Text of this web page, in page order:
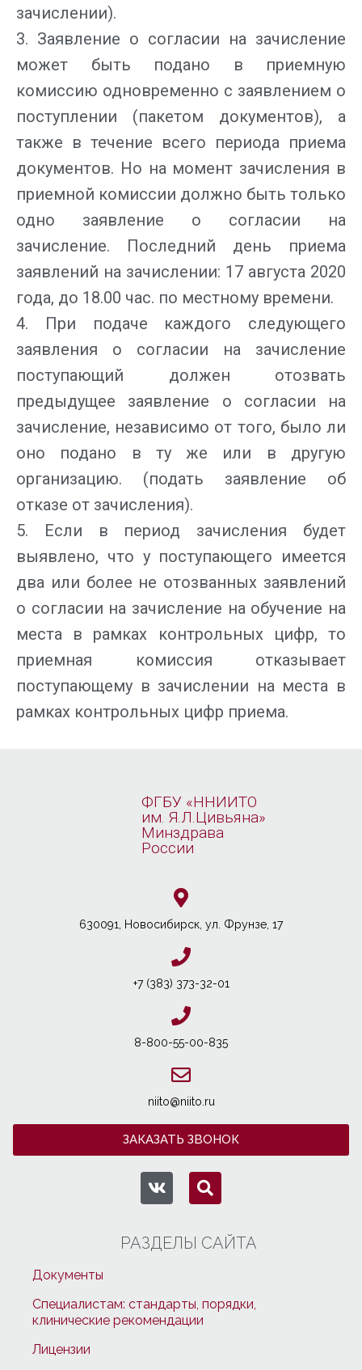
зачислении).
3. Заявление о согласии на зачисление
может быть подано в приемную
комиссию одновременно с заявлением о
поступлении (пакетом документов), а
также в течение всего периода приема
документов. Но на момент зачисления в
приемной комиссии должно быть только
одно заявление о согласии на
зачисление. Последний день приема
заявлений на зачислении: 17 августа 2020
года, до 18.00 час. по местному времени.
4. При подаче каждого следующего
заявления о согласии на зачисление
поступающий должен отозвать
предыдущее заявление о согласии на
зачисление, независимо от того, было ли
оно подано в ту же или в другую
организацию. (подать заявление об
отказе от зачисления).
5. Если в период зачисления будет
выявлено, что у поступающего имеется
два или более не отозванных заявлений
о согласии на зачисление на обучение на
места в рамках контрольных цифр, то
приемная комиссия отказывает
поступающему в зачислении на места в
рамках контрольных цифр приема.
ФГБУ «ННИИТО
им. Я.Л.Цивьяна»
Минздрава
России
630091, Новосибирcк, ул. Фрунзе, 17
+7 (383) 373-32-01
8-800-55-00-835
niito@niito.ru
ЗАКАЗАТЬ ЗВОНОК
РАЗДЕЛЫ САЙТА
Документы
Специалистам: стандарты, порядки,
клинические рекомендации
Лицензии